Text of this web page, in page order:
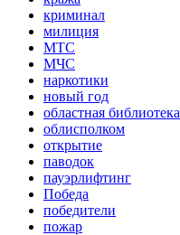
криминал
милиция
МТС
МЧС
наркотики
новый год
областная библиотека
облисполком
открытие
паводок
пауэрлифтинг
Победа
победители
пожар